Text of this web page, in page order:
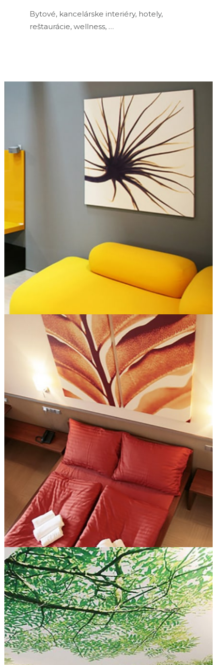
Bytové, kancelárske interiéry, hotely,
reštaurácie, wellness, …